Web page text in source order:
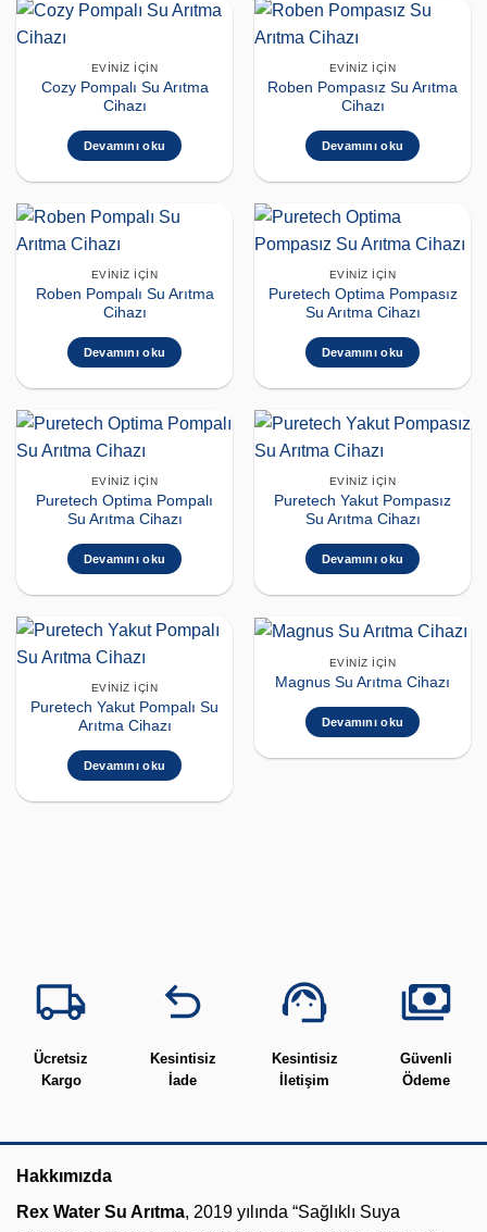
EVINIZ İÇIN
Cozy Pompalı Su Arıtma
Cihazı
Devamını oku
EVINIZ İÇIN
Roben Pompasız Su Arıtma
Cihazı
Devamını oku
EVINIZ İÇIN
Roben Pompalı Su Arıtma
Cihazı
Devamını oku
EVINIZ İÇIN
Puretech Optima Pompasız
Su Arıtma Cihazı
Devamını oku
EVINIZ İÇIN
Puretech Optima Pompalı
Su Arıtma Cihazı
Devamını oku
EVINIZ İÇIN
Puretech Yakut Pompasız
Su Arıtma Cihazı
Devamını oku
EVINIZ İÇIN
Puretech Yakut Pompalı Su
Arıtma Cihazı
Devamını oku
EVINIZ İÇIN
Magnus Su Arıtma Cihazı
Devamını oku
Ücretsiz
Kargo
Kesintisiz
İade
Kesintisiz
İletişim
Güvenli
Ödeme
Hakkımızda
Rex Water Su Arıtma, 2019 yılında “Sağlıklı Suya